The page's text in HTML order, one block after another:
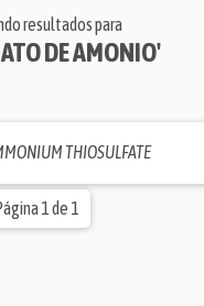
resultados para
DE AMONIO'
THIOSULFATE
1 de 1